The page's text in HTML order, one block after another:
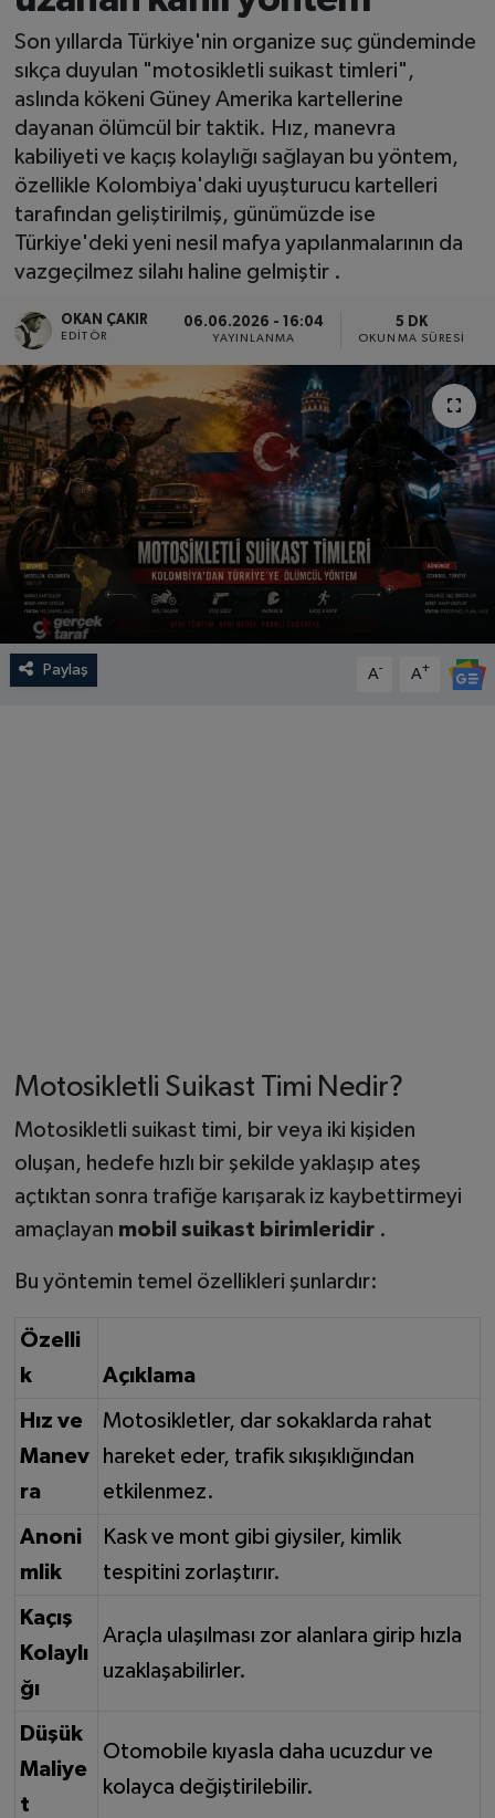
Son yıllarda Türkiye'nin organize suç gündeminde
sıkça duyulan "motosikletli suikast timleri",
aslında kökeni Güney Amerika kartellerine
dayanan ölümcül bir taktik. Hız, manevra
kabiliyeti ve kaçış kolaylığı sağlayan bu yöntem,
özellikle Kolombiya'daki uyuşturucu kartelleri
tarafından geliştirilmiş, günümüzde ise
Türkiye'deki yeni nesil mafya yapılanmalarının da
vazgeçilmez silahı haline gelmiştir .
OKAN ÇAKIR
EDITÖR
06.06.2026 - 16:04
YAYINLANMA
5 DK
OKUNMA SÜRESI
Paylaş A- A+
Motosikletli Suikast Timi Nedir?
Motosikletli suikast timi, bir veya iki kişiden
oluşan, hedefe hızlı bir şekilde yaklaşıp ateş
açtıktan sonra trafiğe karışarak iz kaybettirmeyi
amaçlayan mobil suikast birimleridir.
Bu yöntemin temel özellikleri şunlardır:
Özelli
k
Açıklama
Hız ve
Manev
ra
Motosikletler, dar sokaklarda rahat
hareket eder, trafik sıkışıklığından
etkilenmez.
Anoni
mlik
Kask ve mont gibi giysiler, kimlik
tespitini zorlaştırır.
Kaçış
Kolaylı
ğı
Araçla ulaşılması zor alanlara girip hızla
uzaklaşabilirler.
Düşük
Maliye
t
Otomobile kıyasla daha ucuzdur ve
kolayca değiştirilebilir.
SPOR
EKONOMİ
TEKNOLOJİ
YAŞAM
YEMEK